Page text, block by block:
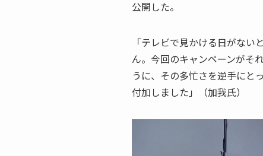
公開した。
「テレビで見かける日がな
ん。今回のキャンペーンがそ
うに、その多忙さを逆手にと
付加しました」（加我氏）